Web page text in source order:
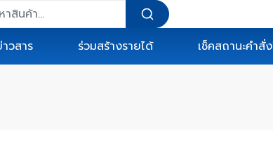
วสาร ร่วมสร้างรายได้ เช็คสถานะคำสั่